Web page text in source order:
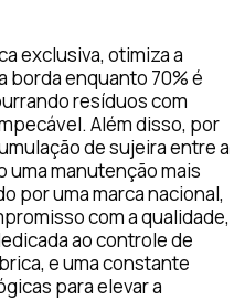
exclusiva, otimiza a
borda enquanto 70% é
resíduos com
Além disso, por
de sujeira entre a
uma manutenção mais
por uma marca nacional,
com a qualidade,
ao controle de
e uma constante
para elevar a